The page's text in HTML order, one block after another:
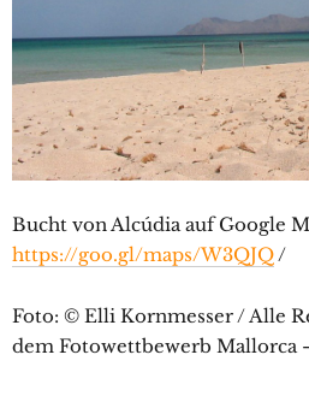
Bucht von Alcúdia auf Google
https://goo.gl/maps/W3QJQ/
Foto: © Elli Kornmesser / Alle
dem Fotowettbewerb Mallorca